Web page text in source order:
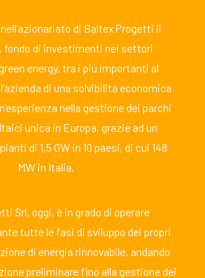
di Baltex Progetti il
, fondo di investimenti nei settori
energy, tra i più importanti al
di una solvibilità economica
nella gestione dei parchi
unica in Europa, grazie ad un
di 1,5 GW in 10 paesi, di cui 148
MW in Italia.
Srl, oggi, è in grado di operare
tutte le fasi di sviluppo dei propri
di energia rinnovabile, andando
preliminare fino alla gestione dei